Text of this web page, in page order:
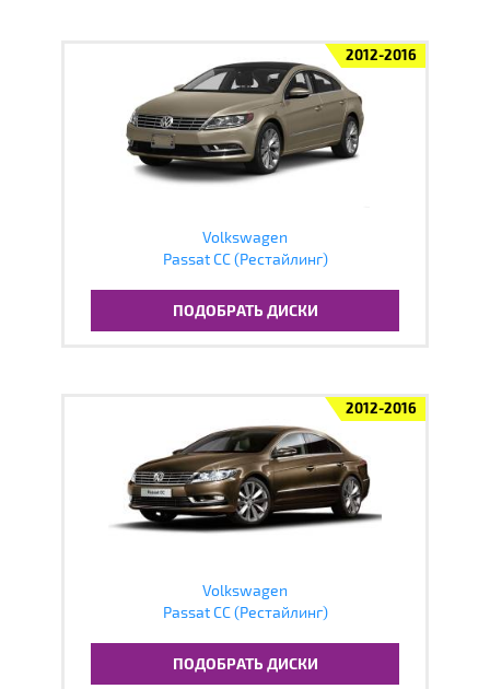
2012-2016
Volkswagen
Passat CC (Рестайлинг)
ПОДОБРАТЬ ДИСКИ
2012-2016
Volkswagen
Passat CC (Рестайлинг)
ПОДОБРАТЬ ДИСКИ